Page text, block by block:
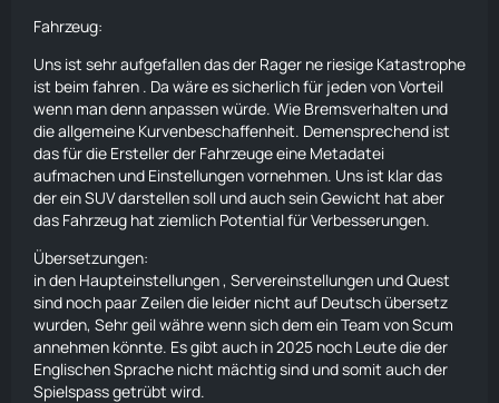
Fahrzeug:
Uns ist sehr aufgefallen das der Rager ne riesige Katastrophe
ist beim fahren . Da wäre es sicherlich für jeden von Vorteil
wenn man denn anpassen würde. Wie Bremsverhalten und
die allgemeine Kurvenbeschaffenheit. Demensprechend ist
das für die Ersteller der Fahrzeuge eine Metadatei
aufmachen und Einstellungen vornehmen. Uns ist klar das
der einSUVdarstellen soll und auch sein Gewicht hat aber
das Fahrzeug hat ziemlich Potential für Verbesserungen.
Übersetzungen:
in den Haupteinstellungen , Servereinstellungen und Quest
sind noch paar Zeilen die leider nicht auf Deutsch übersetz
wurden, Sehr geil währe wenn sich dem ein Team von Scum
annehmen könnte. Es gibt auch in 2025 noch Leute die der
Englischen Sprache nicht mächtig sind und somit auch der
Spielspass getrübt wird.